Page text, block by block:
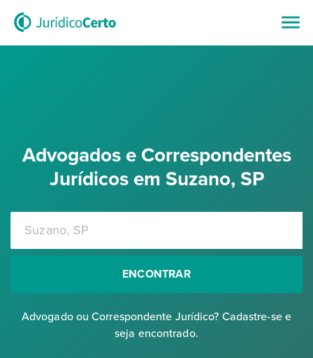
Advogados e Correspondentes
Jurídicos em Suzano, SP
ENCONTRAR
Advogado ou Correspondente Jurídico? Cadastre-se e
seja encontrado.